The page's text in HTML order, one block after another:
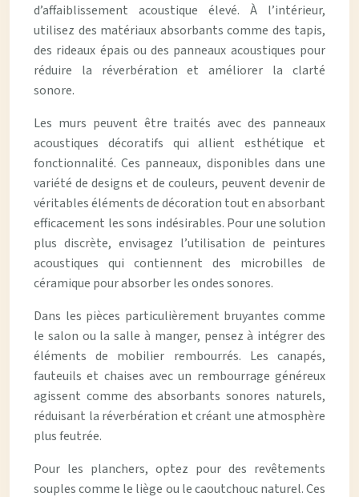
d’affaiblissement acoustique élevé. À l’intérieur,
utilisez des matériaux absorbants comme des tapis,
des rideaux épais ou des panneaux acoustiques pour
réduire la réverbération et améliorer la clarté
sonore.
Les murs peuvent être traités avec des panneaux
acoustiques décoratifs qui allient esthétique et
fonctionnalité. Ces panneaux, disponibles dans une
variété de designs et de couleurs, peuvent devenir de
véritables éléments de décoration tout en absorbant
efficacement les sons indésirables. Pour une solution
plus discrète, envisagez l’utilisation de peintures
acoustiques qui contiennent des microbilles de
céramique pour absorber les ondes sonores.
Dans les pièces particulièrement bruyantes comme
le salon ou la salle à manger, pensez à intégrer des
éléments de mobilier rembourrés. Les canapés,
fauteuils et chaises avec un rembourrage généreux
agissent comme des absorbants sonores naturels,
réduisant la réverbération et créant une atmosphère
plus feutrée.
Pour les planchers, optez pour des revêtements
souples comme le liège ou le caoutchouc naturel. Ces